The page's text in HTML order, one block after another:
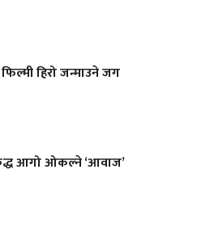
हिरो जन्माउने जग
आगो ओकल्ने ‘आवाज’